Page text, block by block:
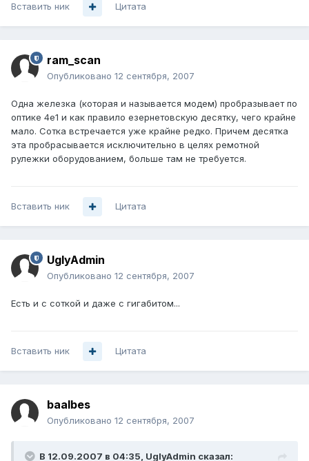
Вставить ник Цитата
ram_scan
Опубликовано 12 сентября, 2007
Одна железка (которая и называется модем) пробразывает по
оптике 4e1 и как правило езернетовскую десятку, чего крайне
мало. Сотка встречается уже крайне редко. Причем десятка
эта пробрасывается исключительно в целях ремотной
рулежки оборудованием, больше там не требуется.
Вставить ник Цитата
UglyAdmin
Опубликовано 12 сентября, 2007
Есть и с соткой и даже с гигабитом...
Вставить ник Цитата
baalbes
Опубликовано 12 сентября, 2007
В 12.09.2007 в 04:35, UglyAdmin сказал: